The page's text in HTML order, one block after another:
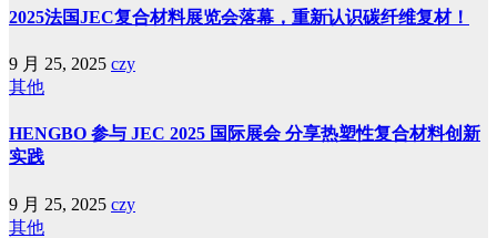
2025法国JEC复合材料展览会落幕，重新认识碳纤维复材！
9 月 25, 2025 czy
其他
HENGBO 参与 JEC 2025 国际展会 分享热塑性复合材料创新
实践
9 月 25, 2025 czy
其他